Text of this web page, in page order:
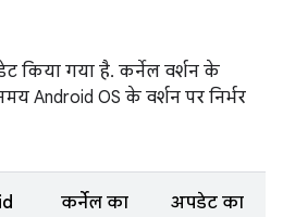
किया गया है. कर्नेल वर्शन के
Android OS के वर्शन पर निर्भर
कर्नेल का
अपडेट का